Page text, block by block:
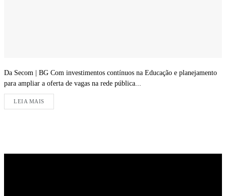
Da Secom | BG Com investimentos contínuos na Educação e planejamento
para ampliar a oferta de vagas na rede pública...
LEIA MAIS